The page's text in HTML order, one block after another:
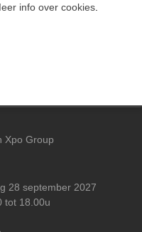
Xpo Group
28 september 2027
tot 18.00u
info over cookies